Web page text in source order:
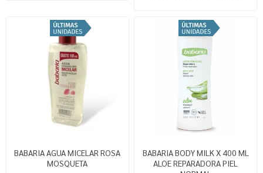
BABARIA AGUA MICELAR ROSA
MOSQUETA
BABARIA BODY MILK X 400 ML
ALOE REPARADORA PIEL